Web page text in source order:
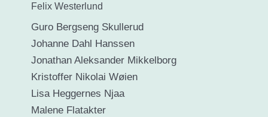
Felix Westerlund
Guro Bergseng Skullerud
Johanne Dahl Hanssen
Jonathan Aleksander Mikkelborg
Kristoffer Nikolai Wøien
Lisa Heggernes Njaa
Malene Flatakter